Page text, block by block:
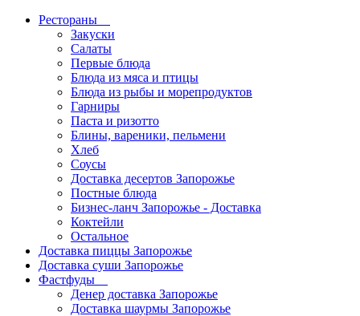
Рестораны
Закуски
Салаты
Первые блюда
Блюда из мяса и птицы
Блюда из рыбы и морепродуктов
Гарниры
Паста и ризотто
Блины, вареники, пельмени
Хлеб
Соусы
Доставка десертов Запорожье
Постные блюда
Бизнес-ланч Запорожье - Доставка
Коктейли
Остальное
Доставка пиццы Запорожье
Доставка суши Запорожье
Фастфуды
Денер доставка Запорожье
Доставка шаурмы Запорожье